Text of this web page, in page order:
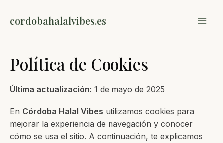
cordobahalalvibes.es
Política de Cookies
Última actualización: 1 de mayo de 2025
En Córdoba Halal Vibes utilizamos cookies para
mejorar la experiencia de navegación y conocer
cómo se usa el sitio. A continuación, te explicamos